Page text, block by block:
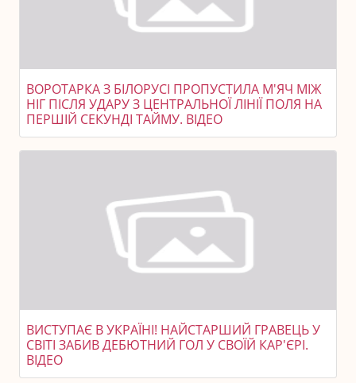
ВОРОТАРКА З БІЛОРУСІ ПРОПУСТИЛА М'ЯЧ МІЖ
НІГ ПІСЛЯ УДАРУ З ЦЕНТРАЛЬНОЇ ЛІНІЇ ПОЛЯ НА
ПЕРШІЙ СЕКУНДІ ТАЙМУ. ВІДЕО
ВИСТУПАЄ В УКРАЇНІ! НАЙСТАРШИЙ ГРАВЕЦЬ У
СВІТІ ЗАБИВ ДЕБЮТНИЙ ГОЛ У СВОЇЙ КАР'ЄРІ.
ВІДЕО